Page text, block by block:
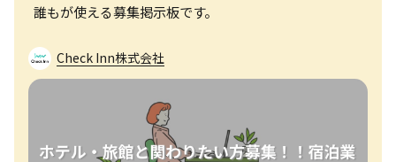
誰もが使える募集掲示板です。
Check Inn株式会社